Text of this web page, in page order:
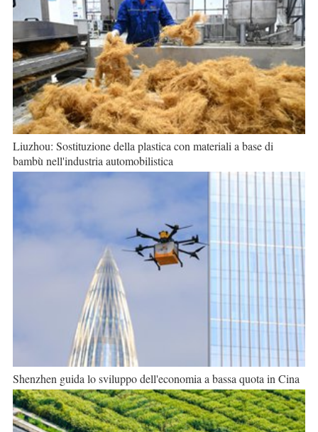
Liuzhou: Sostituzione della plastica con materiali a base di
bambù nell'industria automobilistica
Shenzhen guida lo sviluppo dell'economia a bassa quota in Cina